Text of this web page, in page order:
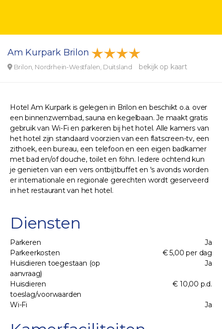
Am Kurpark Brilon
Brilon, Nordrhein-Westfalen, Duitsland bekijk op kaart
Hotel Am Kurpark is gelegen in Brilon en beschikt o.a. over
een binnenzwembad, sauna en kegelbaan. Je maakt gratis
gebruik van Wi-Fi en parkeren bij het hotel. Alle kamers van
het hotel zijn standaard voorzien van een flatscreen-tv, een
zithoek, een bureau, een telefoon en een eigen badkamer
met bad en/of douche, toilet en föhn. Iedere ochtend kun
je genieten van een vers ontbijtbuffet en 's avonds worden
er internationale en regionale gerechten wordt geserveerd
in het restaurant van het hotel.
Diensten
Parkeren
Ja
Parkeerkosten
€ 5,00 per dag
Huisdieren toegestaan (op
aanvraag)
Ja
Huisdieren
toeslag/voorwaarden
€ 10,00 p.d.
Wi-Fi Ja